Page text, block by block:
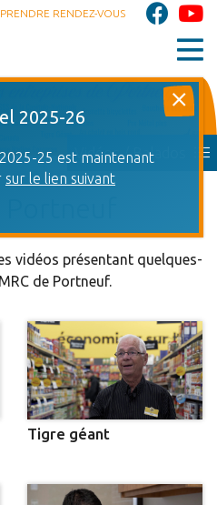
2025-26
25 est maintenant
sur le lien suivant
PRENDRE RENDEZ-VOUS
Vidéos / Balados
vidéos présentant quelques-
de Portneuf.
Tigre géant